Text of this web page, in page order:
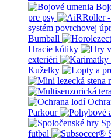
pre psy
systém povrchovej
Bumball
Hracie kútiky
exteriéri
Kuželky
Parkour
futbal